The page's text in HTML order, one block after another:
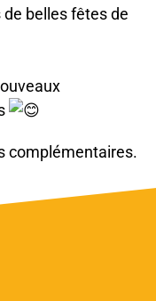
belles fêtes de
complémentaires.